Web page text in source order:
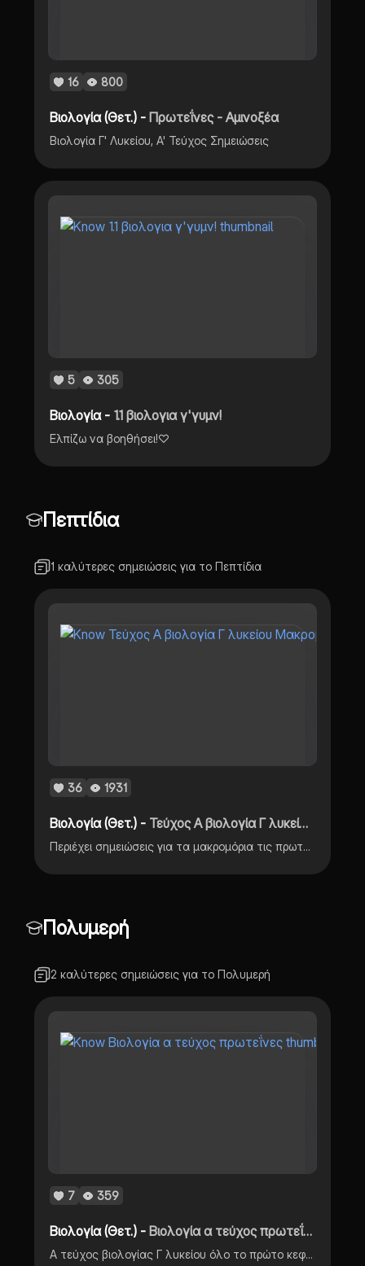
16 800
Βιολογία (Θετ.) -Πρωτεΐνες - Αμινοξέα
Βιολογία Γ' Λυκείου, Α' Τεύχος Σημειώσεις
5 305
Βιολογία - 1.1 βιολογια γ'γυμν!
Ελπίζω να βοηθήσει!♡
Πεπτίδια
1 καλύτερες σημειώσεις για το Πεπτίδια
36 1931
Βιολογία (Θετ.) - Τεύχος Α βιολογία Γ λυκείου Μακρομόρια/πρωτεΐνες/αμινοξέα
Περιέχει σημειώσεις για τα μακρομόρια τις πρωτεΐνες και τα αμινοξέα
Πολυμερή
2 καλύτερες σημειώσεις για το Πολυμερή
7 359
Βιολογία (Θετ.) -Βιολογία α τεύχος πρωτεΐνες
Α τεύχος βιολογίας Γ λυκείου όλο το πρώτο κεφάλαιο που σχετίζεται με τις πρωτείνες